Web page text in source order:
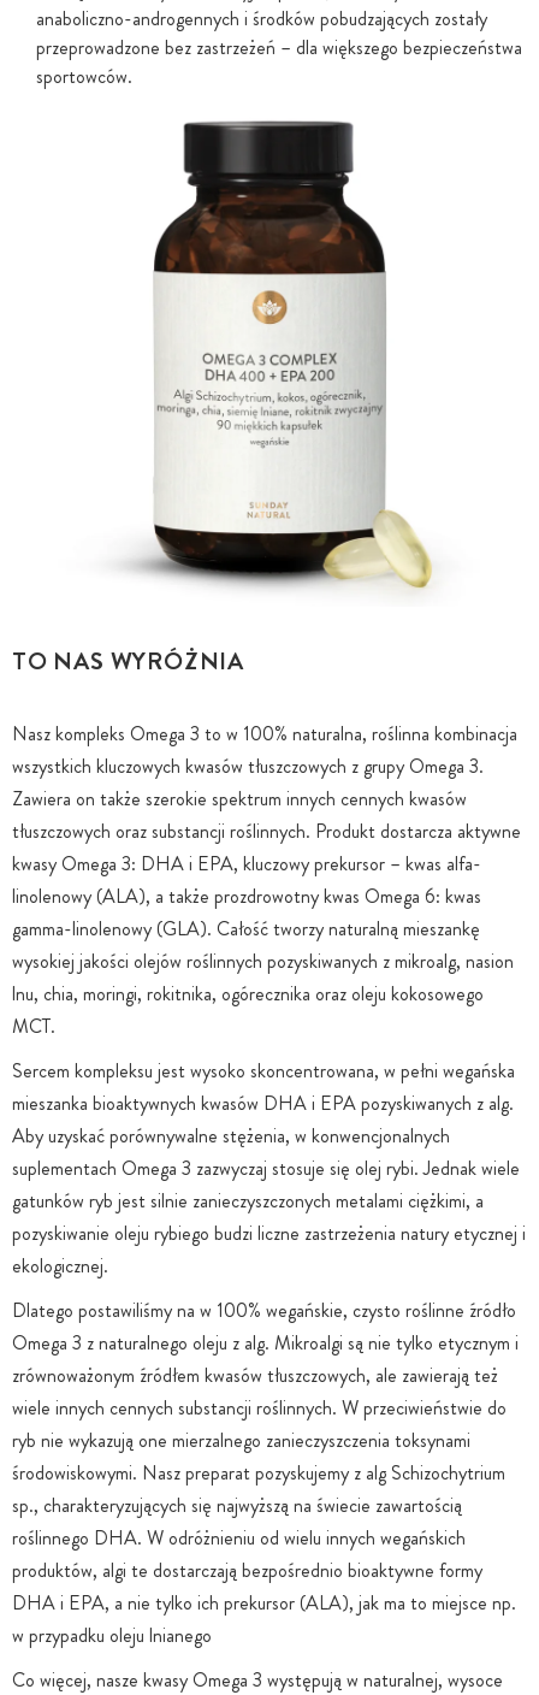
anaboliczno-androgennych i środków pobudzających zostały
przeprowadzone bez zastrzeżeń – dla większego bezpieczeństwa
sportowców.
TO NAS WYRÓŻNIA
Nasz kompleks Omega 3 to w 100% naturalna, roślinna kombinacja
wszystkich kluczowych kwasów tłuszczowych z grupy Omega 3.
Zawiera on także szerokie spektrum innych cennych kwasów
tłuszczowych oraz substancji roślinnych. Produkt dostarcza aktywne
kwasy Omega 3: DHA i EPA, kluczowy prekursor – kwas alfa-
linolenowy (ALA), a także prozdrowotny kwas Omega 6: kwas
gamma-linolenowy (GLA). Całość tworzy naturalną mieszankę
wysokiej jakości olejów roślinnych pozyskiwanych z mikroalg, nasion
lnu, chia, moringi, rokitnika, ogórecznika oraz oleju kokosowego
MCT.
Sercem kompleksu jest wysoko skoncentrowana, w pełni wegańska
mieszanka bioaktywnych kwasów DHA i EPA pozyskiwanych z alg.
Aby uzyskać porównywalne stężenia, w konwencjonalnych
suplementach Omega 3 zazwyczaj stosuje się olej rybi. Jednak wiele
gatunków ryb jest silnie zanieczyszczonych metalami ciężkimi, a
pozyskiwanie oleju rybiego budzi liczne zastrzeżenia natury etycznej i
ekologicznej.
Dlatego postawiliśmy na w 100% wegańskie, czysto roślinne źródło
Omega 3 z naturalnego oleju z alg. Mikroalgi są nie tylko etycznym i
zrównoważonym źródłem kwasów tłuszczowych, ale zawierają też
wiele innych cennych substancji roślinnych. W przeciwieństwie do
ryb nie wykazują one mierzalnego zanieczyszczenia toksynami
środowiskowymi. Nasz preparat pozyskujemy z alg Schizochytrium
sp., charakteryzujących się najwyższą na świecie zawartością
roślinnego DHA. W odróżnieniu od wielu innych wegańskich
produktów, algi te dostarczają bezpośrednio bioaktywne formy
DHA i EPA, a nie tylko ich prekursor (ALA), jak ma to miejsce np.
w przypadku oleju lnianego
Co więcej, nasze kwasy Omega 3 występują w naturalnej, wysoce